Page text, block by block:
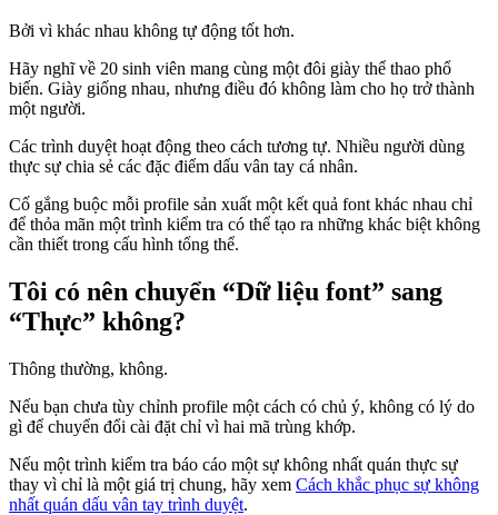
Bởi vì khác nhau không tự động tốt hơn.
Hãy nghĩ về 20 sinh viên mang cùng một đôi giày thể thao phổ
biến. Giày giống nhau, nhưng điều đó không làm cho họ trở thành
một người.
Các trình duyệt hoạt động theo cách tương tự. Nhiều người dùng
thực sự chia sẻ các đặc điểm dấu vân tay cá nhân.
Cố gắng buộc mỗi profile sản xuất một kết quả font khác nhau chỉ
để thỏa mãn một trình kiểm tra có thể tạo ra những khác biệt không
cần thiết trong cấu hình tổng thể.
Tôi có nên chuyển “Dữ liệu font” sang
“Thực” không?
Thông thường, không.
Nếu bạn chưa tùy chỉnh profile một cách có chủ ý, không có lý do
gì để chuyển đổi cài đặt chỉ vì hai mã trùng khớp.
Nếu một trình kiểm tra báo cáo một sự không nhất quán thực sự
thay vì chỉ là một giá trị chung, hãy xem Cách khắc phục sự không
nhất quán dấu vân tay trình duyệt.